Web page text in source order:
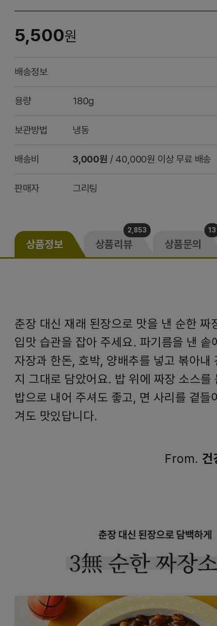
5,500원
배송정보
용량 180g
보관방법 냉동
배송비 3,000원 / 40,000원 이상 무료 배송
판매자 그리팅
상품정보 상품리뷰
2,853
상품문의
13
춘장 대신 재래 된장으로 맛을 낸 순한 짜
입맛 습관을 잡아 주세요. 파기름을 낸 솥
자장과 한돈, 호박, 양배추를 넣고 볶아내
지 그대로 담았어요. 밥 위에 짜장 소스를
밥으로 내어 주셔도 좋고, 면 사리를 곁들
겨도 맛있답니다.
From. 건